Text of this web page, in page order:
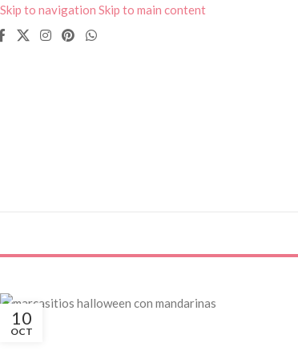
Skip to navigation Skip to main content
10
OCT